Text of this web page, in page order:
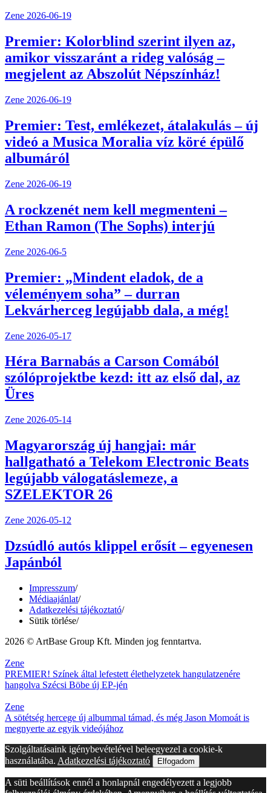
Zene 2026-06-19
Premier: Kolorblind szerint ilyen az,
amikor visszaránt a rideg valóság –
megjelent az Abszolút Népszínház!
Zene 2026-06-19
Premier: Test, emlékezet, átalakulás – új
videó a Musica Moralia víz köré épülő
albumáról
Zene 2026-06-19
A rockzenét nem kell megmenteni –
Ethan Ramon (The Sophs) interjú
Zene 2026-06-5
Premier: „Mindent eladok, de a
véleményem soha” – durran
Lekvárherceg legújabb dala, a még!
Zene 2026-05-17
Héra Barnabás a Carson Comából
szólóprojektbe kezd: itt az első dal, az
Üres
Zene 2026-05-14
Magyarország új hangjai: már
hallgatható a Telekom Electronic Beats
legújabb válogatáslemeze, a
SZELEKTOR 26
Zene 2026-05-12
Dzsúdló autós klippel erősít – egyenesen
Japánból
Impresszum/
Médiaajánlat/
Adatkezelési tájékoztató/
Sütik törlése/
2026 © ArtBase Group Kft. Minden jog fenntartva.
Zene
PREMIER! Színek által lefestett élethelyzetek hangulatzenére
hangolva Szécsi Böbe új EP-jén
Zene
A sötétség hercege új albummal támad, és még Jason Momoát is
megnyerte az egyik videójához
Szolgáltatásaink igénybevételével beleegyezel a cookie-k
használatába. Adatkezelési tájékoztató Elfogadom
A süti beállítások ennél a honlapnál engedélyezett a legjobb